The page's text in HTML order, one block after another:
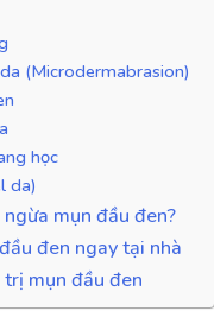
(Microdermabrasion)
học
da)
mụn đầu đen?
đen ngay tại nhà
mụn đầu đen